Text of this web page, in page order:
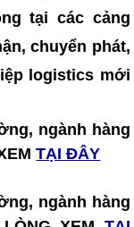
tại các cảng
chuyển phát,
logistics mới
ngành hàng
TẠI ĐÂY
ngành hàng